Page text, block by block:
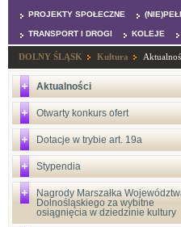
PROJEKTY SPOŁECZNE
TRANSPORT I DROGI KOLEJE
DOLNY ŚLĄSK Kultura
Aktualności
Otwarty konkurs ofert
Dotacje w trybie art. 19a
Stypendia
Nagrody Marszałka
Dolnośląskiego za wybitne
osiągnięcia w dziedzinie kultury